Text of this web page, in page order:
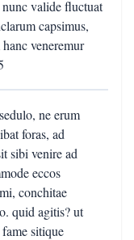
valide fluctuat
capsimus,
veneremur
ne erum
foras, ad
sibi venire ad
eccos
conchitae
quid agitis? ut
sitique